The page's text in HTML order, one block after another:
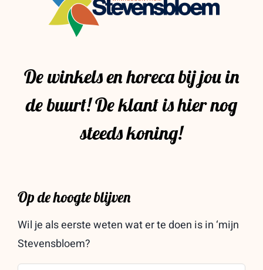
De winkels en horeca bij jou in
de buurt! De klant is hier nog
steeds koning!
Op de hoogte blijven
Wil je als eerste weten wat er te doen is in ‘mijn
Stevensbloem?